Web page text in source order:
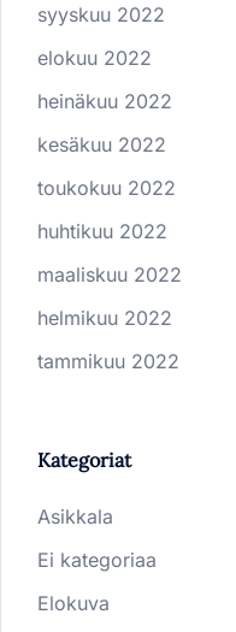
syyskuu 2022
elokuu 2022
heinäkuu 2022
kesäkuu 2022
toukokuu 2022
huhtikuu 2022
maaliskuu 2022
helmikuu 2022
tammikuu 2022
Kategoriat
Asikkala
Ei kategoriaa
Elokuva